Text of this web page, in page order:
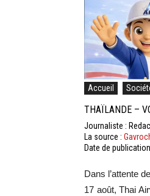
Accueil
THAÏLANDE –
Journaliste :
La source :
Date de
Dans l’attente
17 août, Thai